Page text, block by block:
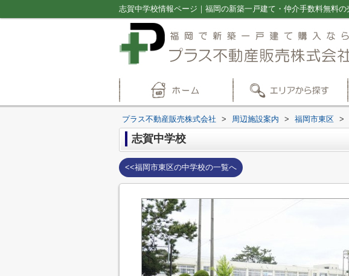
プラス不動産販売株式会社 > 周辺施設案内 > 福岡市東区 >
志賀中学校
<<福岡市東区の中学校の一覧へ